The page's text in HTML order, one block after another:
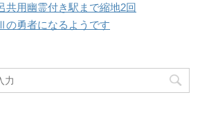
共用幽霊付き駅まで縮地2回
勇者になるようです